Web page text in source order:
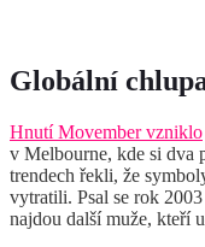
Globální
Hnutí Movember vzniklo
v Melbourne, kde si dva
trendech řekli, že
vytratili. Psal se rok
najdou další muže, kteří